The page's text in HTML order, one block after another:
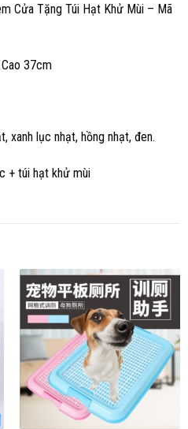
Cửa Tặng Túi Hạt Khử Mùi – Mã
37cm
xanh lục nhạt, hồng nhạt, đen.
+ túi hạt khử mùi